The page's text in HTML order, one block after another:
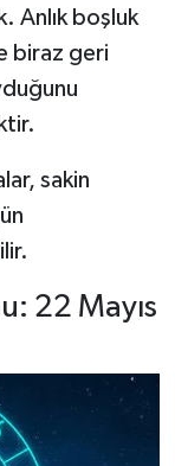
Anlık boşluk
biraz geri
sakin
22 Mayıs